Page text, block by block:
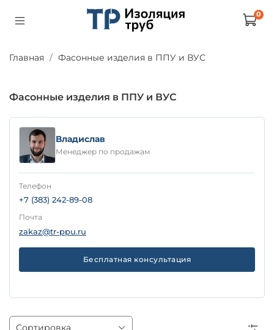
0
Главная Фасонные изделия в ППУ и ВУС
Фасонные изделия в ППУ и ВУС
Владислав
Менеджер по продажам
Телефон
+7 (383) 242-89-08
Почта
zakaz@tr-ppu.ru
Бесплатная консультация